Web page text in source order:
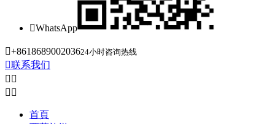
WhatsApp
+861868900203624小时咨询热线
联系我们
 
 
首頁